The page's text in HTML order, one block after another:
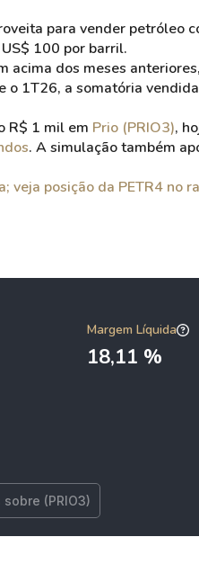
para vender petróleo
100 por barril.
acima dos meses
o 1T26, a somatória
R$ 1 mil em Prio (PRIO3),
. A simulação também
veja posição da PETR4 no
Margem Líquida
18,11 %
(PRIO3)